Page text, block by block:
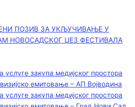
ПОЗИВ ЗА УКЉУЧИВАЊЕ У
НОВОСАДСКОГ ЏЕЗ ФЕСТИВАЛА
услуге закупа медијског простора
емитовање – АП Војводинa
услуге закупа медијског простора